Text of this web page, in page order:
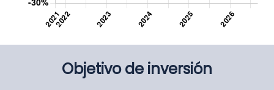
Objetivo de inversión